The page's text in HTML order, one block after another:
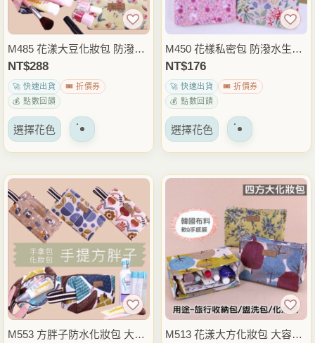
在
產
頁
上
擇
在
產
頁
上
擇
M485 花漾大豆化妝包 防潑水
小物收納包 旅行盥洗包 化妝
品保養品整理包 隨身小物包
雨朵防水包
NT$288
🚀 快速出貨
🎟️ 折價券
💰 點數回饋
選擇花色 該
有
多
種
變
體。
可
以
在
產
M450 花樣私密包 防潑水生理
包 化妝包 衛生棉收納包 小物
收納袋 隨身迷你包 雨朵防水
包
NT$176
🚀 快速出貨
🎟️ 折價券
💰 點數回饋
選擇花色 該
有
種
變
體。
可
以
在
產
M553 方胖子防水化妝包 大容
M513 花漾大方化妝包 大容量